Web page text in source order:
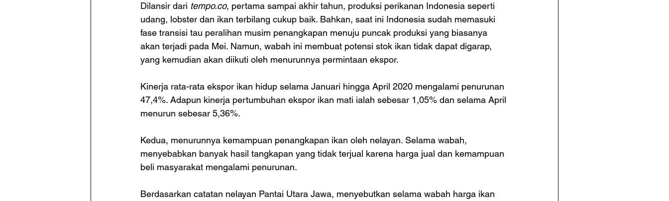
Dilansir dari tempo.co, pertama sampai akhir tahun, produksi perikanan Indonesia seperti
udang, lobster dan ikan terbilang cukup baik. Bahkan, saat ini Indonesia sudah memasuki
fase transisi tau peralihan musim penangkapan menuju puncak produksi yang biasanya
akan terjadi pada Mei. Namun, wabah ini membuat potensi stok ikan tidak dapat digarap,
yang kemudian akan diikuti oleh menurunnya permintaan ekspor.
Kinerja rata-rata ekspor ikan hidup selama Januari hingga April 2020 mengalami penurunan
47,4%. Adapun kinerja pertumbuhan ekspor ikan mati ialah sebesar 1,05% dan selama April
menurun sebesar 5,36%.
Kedua, menurunnya kemampuan penangkapan ikan oleh nelayan. Selama wabah,
menyebabkan banyak hasil tangkapan yang tidak terjual karena harga jual dan kemampuan
beli masyarakat mengalami penurunan.
Berdasarkan catatan nelayan Pantai Utara Jawa, menyebutkan selama wabah harga ikan